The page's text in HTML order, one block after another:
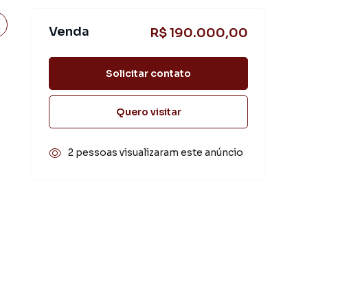
Venda R$ 190.000,00
Solicitar contato
Quero visitar
2 pessoas visualizaram este anúncio